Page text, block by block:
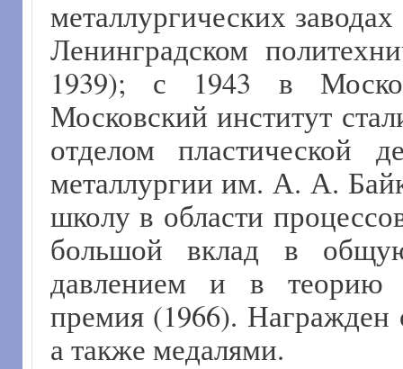
металлургических
Ленинградском
1939); с 1943 в
Московский институт
отделом пластической
металлургии им. А. А.
школу в области
большой вклад в
давлением и в теорию
премия (1966).
а также медалями.